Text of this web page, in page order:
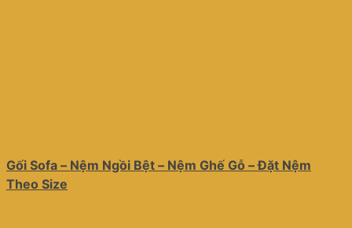
Gối Sofa – Nệm Ngồi Bệt – Nệm Ghế Gỗ – Đặt Nệm
Theo Size